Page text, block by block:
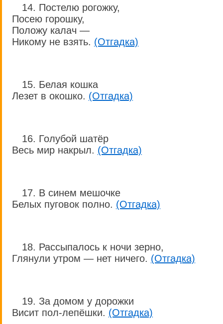
14. Постелю рогожку,
Посею горошку,
Положу калач —
Никому не взять. (Отгадка)
15. Белая кошка
Лезет в окошко. (Отгадка)
16. Голубой шатёр
Весь мир накрыл. (Отгадка)
17. В синем мешочке
Белых пуговок полно. (Отгадка)
18. Рассыпалось к ночи зерно,
Глянули утром — нет ничего. (Отгадка)
19. За домом у дорожки
Висит пол-лепёшки. (Отгадка)